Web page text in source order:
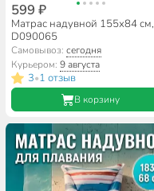
599 ₽
Матрас надувной 155х84 см,
D090065
Самовывоз:сегодня
Курьером:9 августа
3•1 отзыв
В корзину